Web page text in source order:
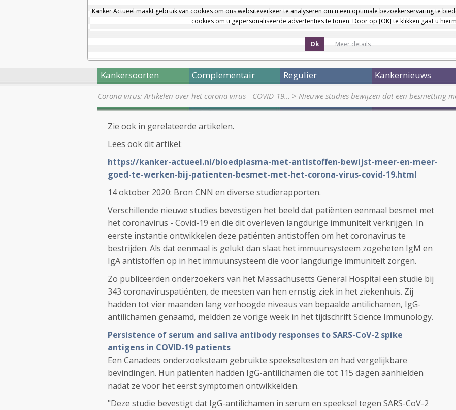
Kanker Actueel maakt gebruik van cookies om ons websiteverkeer te analyseren om u een optimale bezoekerservaring te
cookies om u gepersonaliseerde advertenties te tonen. Door op [OK] te klikken gaat u
Ok Meer details
Kankersoorten Complementair Regulier Kankernieuws
Corona virus: Artikelen over het corona virus - COVID-19… > Nieuwe studies bewijzen dat een besmetting
Zie ook in gerelateerde artikelen.
Lees ook dit artikel:
https://kanker-actueel.nl/bloedplasma-met-antistoffen-bewijst-meer-en-meer-
goed-te-werken-bij-patienten-besmet-met-het-corona-virus-covid-19.html
14 oktober 2020: Bron CNN en diverse studierapporten.
Verschillende nieuwe studies bevestigen het beeld dat patiënten eenmaal besmet met
het coronavirus - Covid-19 en die dit overleven langdurige immuniteit verkrijgen. In
eerste instantie ontwikkelen deze patiënten antistoffen om het coronavirus te
bestrijden. Als dat eenmaal is gelukt dan slaat het immuunsysteem zogeheten IgM en
IgA antistoffen op in het immuunsysteem die voor langdurige immuniteit zorgen.
Zo publiceerden onderzoekers van het Massachusetts General Hospital een studie bij
343 coronaviruspatiënten, de meesten van hen ernstig ziek in het ziekenhuis. Zij
hadden tot vier maanden lang verhoogde niveaus van bepaalde antilichamen, IgG-
antilichamen genaamd, meldden ze vorige week in het tijdschrift Science Immunology.
Persistence of serum and saliva antibody responses to SARS-CoV-2 spike
antigens in COVID-19 patients
Een Canadees onderzoeksteam gebruikte speekseltesten en had vergelijkbare
bevindingen. Hun patiënten hadden IgG-antilichamen die tot 115 dagen aanhielden
nadat ze voor het eerst symptomen ontwikkelden.
"Deze studie bevestigt dat IgG-antilichamen in serum en speeksel tegen SARS-CoV-2